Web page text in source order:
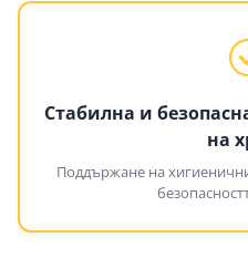
Стабилна и
на
Поддържане на